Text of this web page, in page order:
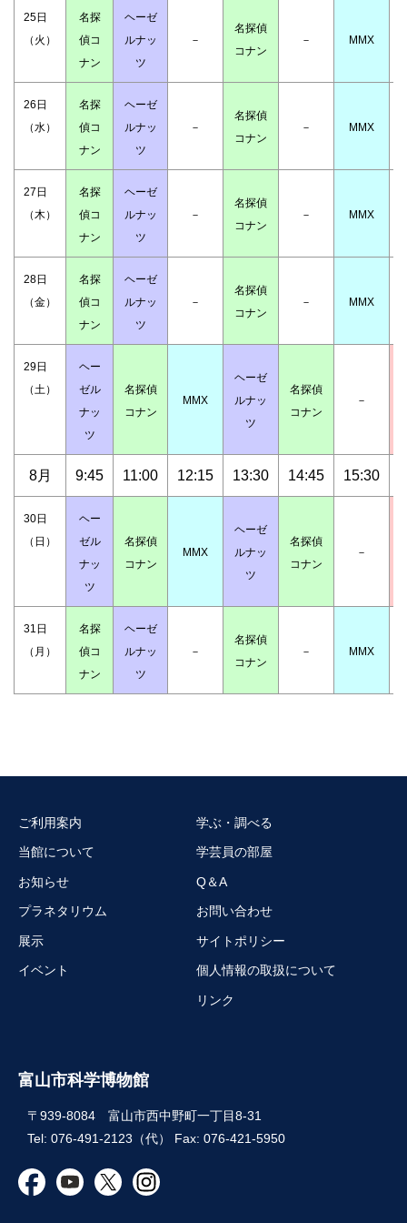
25日
（火）
名探
偵コ
ナン
ヘーゼ
ルナッ
ツ
－
名探偵
コナン
－ MMX
26日
（水）
名探
偵コ
ナン
ヘーゼ
ルナッ
ツ
－
名探偵
コナン
－ MMX
27日
（木）
名探
偵コ
ナン
ヘーゼ
ルナッ
ツ
－
名探偵
コナン
－ MMX
28日
（金）
名探
偵コ
ナン
ヘーゼ
ルナッ
ツ
－
名探偵
コナン
－ MMX
29日
（土）
ヘー
ゼル
ナッ
ツ
名探偵
コナン
MMX
ヘーゼ
ルナッ
ツ
名探偵
コナン
－
8月 9:45 11:00 12:15 13:30 14:45 15:30
30日
（日）
ヘー
ゼル
ナッ
ツ
名探偵
コナン
MMX
ヘーゼ
ルナッ
ツ
名探偵
コナン
－
31日
（月）
名探
偵コ
ナン
ヘーゼ
ルナッ
ツ
－
名探偵
コナン
－ MMX
富山市科学博物館
〒939-8084 富山市西中野町一丁目8-31
Tel: 076-491-2123（代） Fax: 076-421-5950
ご利用案内
当館について
お知らせ
プラネタリウム
展示
イベント
学ぶ・調べる
学芸員の部屋
Q＆A
お問い合わせ
サイトポリシー
個人情報の取扱について
リンク